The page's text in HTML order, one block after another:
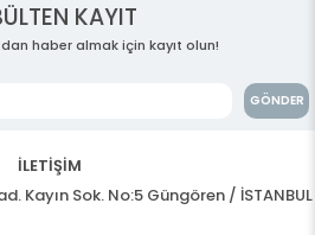
KAYIT
haber almak için kayıt olun!
GÖNDER
İLETİŞİM
Kayın Sok. No:5 Güngören / İSTANBUL